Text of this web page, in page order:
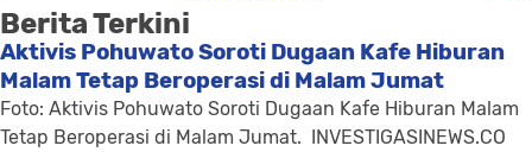
Berita Terkini
Aktivis Pohuwato Soroti Dugaan Kafe Hiburan
Malam Tetap Beroperasi di Malam Jumat
Foto: Aktivis Pohuwato Soroti Dugaan Kafe Hiburan Malam
Tetap Beroperasi di Malam Jumat. INVESTIGASINEWS.CO